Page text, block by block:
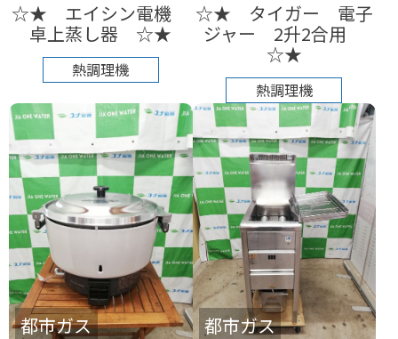
☆★ エイシン電機
卓上蒸し器 ☆★
熱調理機
☆★ タイガー 電子
ジャー 2升2合用
☆★
熱調理機
都市ガス 都市ガス